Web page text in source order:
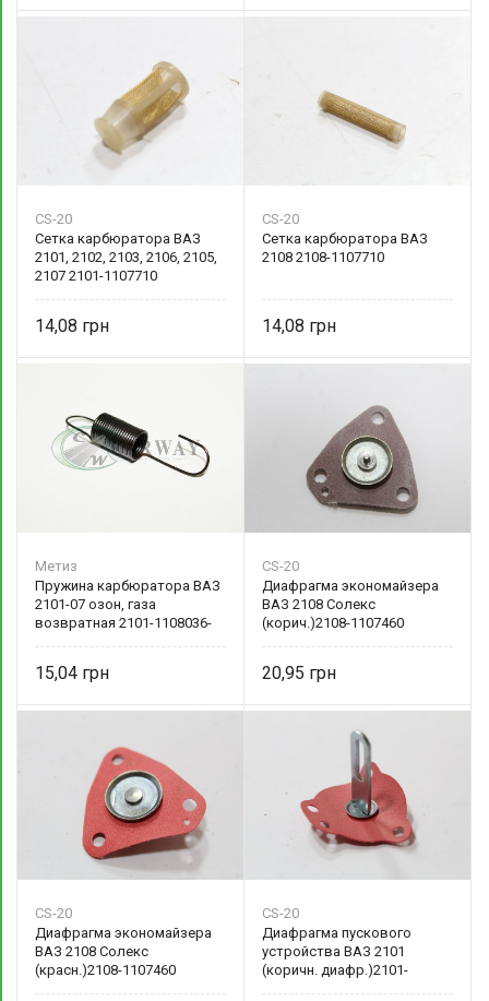
CS-20
Сетка карбюратора ВАЗ
2101, 2102, 2103, 2106, 2105,
2107 2101-1107710
14,08
CS-20
Сетка карбюратора ВАЗ
2108 2108-1107710
14,08
Метиз
Пружина карбюратора ВАЗ
2101-07 озон, газа
возвратная 2101-1108036-
15,04
CS-20
Диафрагма экономайзера
ВАЗ 2108 Солекс
(корич.)2108-1107460
20,95
CS-20
Диафрагма экономайзера
ВАЗ 2108 Солекс
(красн.)2108-1107460
CS-20
Диафрагма пускового
устройства ВАЗ 2101
(коричн. диафр.)2101-